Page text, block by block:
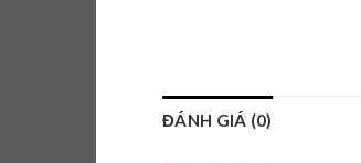
ĐÁNH GIÁ (0)